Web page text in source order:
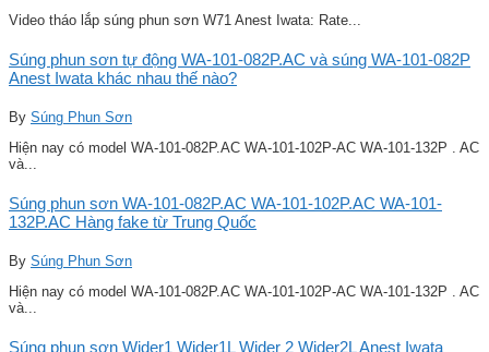
Video tháo lắp súng phun sơn W71 Anest Iwata: Rate...
Súng phun sơn tự động WA-101-082P.AC và súng WA-101-082P
Anest Iwata khác nhau thế nào?
By Súng Phun Sơn
Hiện nay có model WA-101-082P.AC WA-101-102P-AC WA-101-132P . AC
và...
Súng phun sơn WA-101-082P.AC WA-101-102P.AC WA-101-
132P.AC Hàng fake từ Trung Quốc
By Súng Phun Sơn
Hiện nay có model WA-101-082P.AC WA-101-102P-AC WA-101-132P . AC
và...
Súng phun sơn Wider1 Wider1L Wider 2 Wider2L Anest Iwata